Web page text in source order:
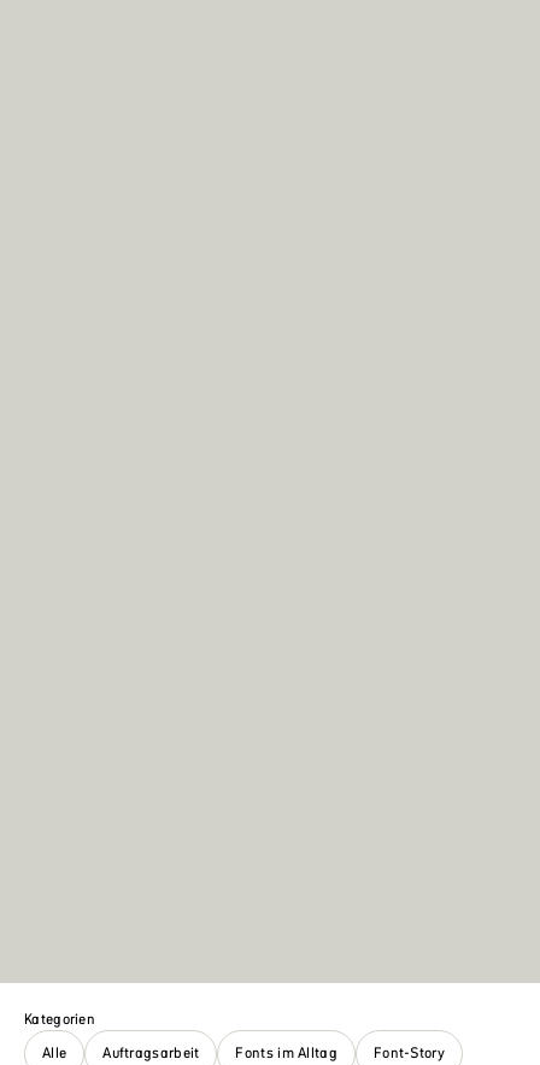
Kategorien
Alle
Auftragsarbeit Fonts im Alltag Font-Story